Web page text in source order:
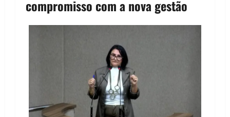
compromisso com a nova gestão